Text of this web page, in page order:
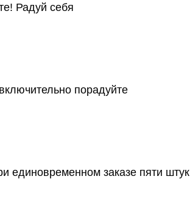
Радуй себя
порадуйте
единовременном заказе пяти штук